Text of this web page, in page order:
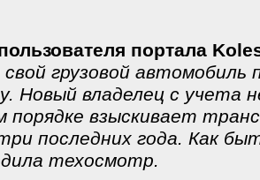
портала
грузовой автомобиль
Новый владелец с учета
порядке взыскивает
последних года. Как
техосмотр.